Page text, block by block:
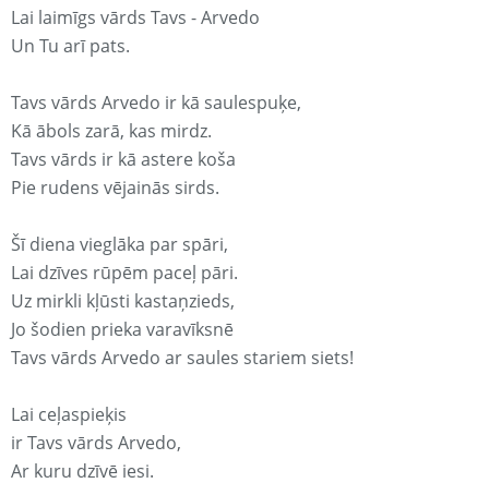
Lai laimīgs vārds Tavs - Arvedo
Un Tu arī pats.
Tavs vārds Arvedo ir kā saulespuķe,
Kā ābols zarā, kas mirdz.
Tavs vārds ir kā astere koša
Pie rudens vējainās sirds.
Šī diena vieglāka par spāri,
Lai dzīves rūpēm paceļ pāri.
Uz mirkli kļūsti kastaņzieds,
Jo šodien prieka varavīksnē
Tavs vārds Arvedo ar saules stariem siets!
Lai ceļaspieķis
ir Tavs vārds Arvedo,
Ar kuru dzīvē iesi.